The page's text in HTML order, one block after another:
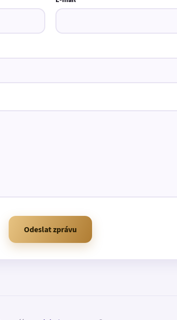
Odeslat zprávu